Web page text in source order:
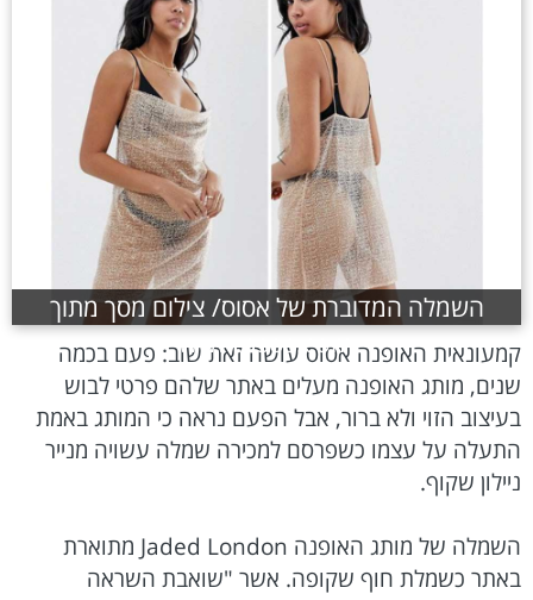
השמלה המדוברת של אסוס/ צילום מסך מתוך
www.asos.com
קמעונאית האופנה אסוס עושה זאת שוב: פעם בכמה
שנים, מותג האופנה מעלים באתר שלהם פרטי לבוש
בעיצוב הזוי ולא ברור, אבל הפעם נראה כי המותג באמת
התעלה על עצמו כשפרסם למכירה שמלה עשויה מנייר
ניילון שקוף.
השמלה של מותג האופנה Jaded London מתוארת
באתר כשמלת חוף שקופה. אשר "שואבת השראה